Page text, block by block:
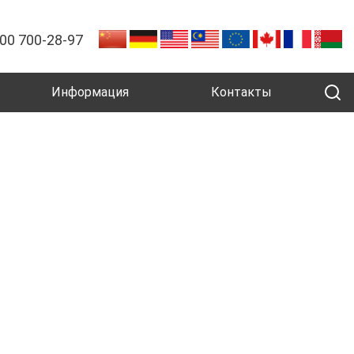
700-28-97
Информация Контакты